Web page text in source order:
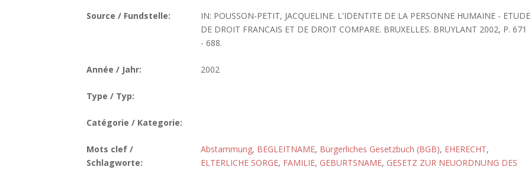
Source / Fundstelle:
IN: POUSSON-PETIT, JACQUELINE. L'IDENTITE DE LA PERSONNE HUMAINE - ETUDE
DE DROIT FRANCAIS ET DE DROIT COMPARE. BRUXELLES. BRUYLANT 2002, P. 671
- 688.
Année / Jahr: 2002
Type / Typ:
Catégorie / Kategorie:
Mots clef /
Schlagworte:
Abstammung, BEGLEITNAME, Bürgerliches Gesetzbuch (BGB), EHERECHT,
ELTERLICHE SORGE, FAMILIE, GEBURTSNAME, GESETZ ZUR NEUORDNUNG DES